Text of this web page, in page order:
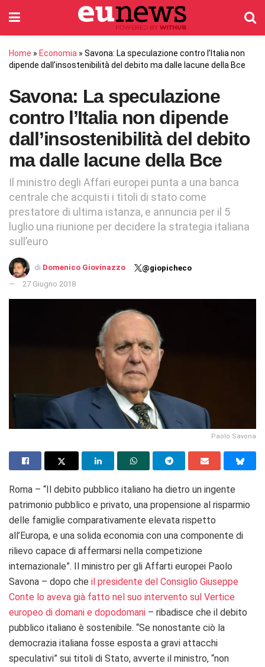
Home » Economia » Savona: La speculazione contro l’Italia non
dipende dall’insostenibilità del debito ma dalle lacune della Bce
Savona: La speculazione
contro l’Italia non dipende
dall’insostenibilità del debito
ma dalle lacune della Bce
Il ministro degli Affari europei punta a una banca
centrale che acquisti i titoli di stato come
prestatore di ultima istanza, e annuncia per il 5
luglio una riunione per decidere la strategia italiana
sull’euro
di Domenico Giovinazzo
@giopicheco
27 Giugno 2018
Paolo Savona
Roma – “Il debito pubblico italiano ha dietro un ingente
patrimonio pubblico e privato, una propensione al risparmio
delle famiglie comparativamente elevata rispetto
all’Europa, e una solida economia con una componente di
rilievo capace di affermarsi nella competizione
internazionale”. Il ministro per gli Affarti europei Paolo
Savona – dopo che il presidente del Consiglio Giuseppe
Conte lo aveva già fatto nel suo intervento sul Vertice
europeo di domani e dopodomani – ribadisce che il debito
pubblico italiano è sostenibile. “Se nonostante ciò la
democrazia italiana fosse esposta a gravi attacchi
speculativi” sui titoli di Stato, avverte il ministro, “non